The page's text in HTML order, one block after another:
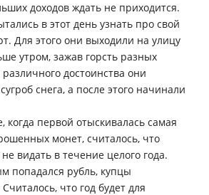
доходов ждать не приходится.
в этот день узнать про свой
Для этого они выходили на улицу
утром, зажав горсть разных
достоинства они
снега, а после этого начинали
когда первой отыскивалась самая
монет, считалось, что
видать в течение целого года.
попадался рубль, купцы
что год будет для